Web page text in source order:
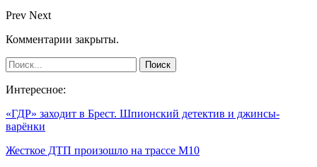
Prev Next
Комментарии закрыты.
Интересное:
«ГДР» заходит в Брест. Шпионский детектив и джинсы-
варёнки
Жесткое ДТП произошло на трассе М10